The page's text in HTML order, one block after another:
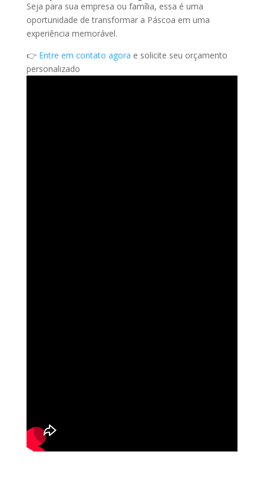
Seja para sua empresa ou família, essa é uma
oportunidade de transformar a Páscoa em uma
experiência memorável.
👉 Entre em contato agora e solicite seu orçamento
personalizado